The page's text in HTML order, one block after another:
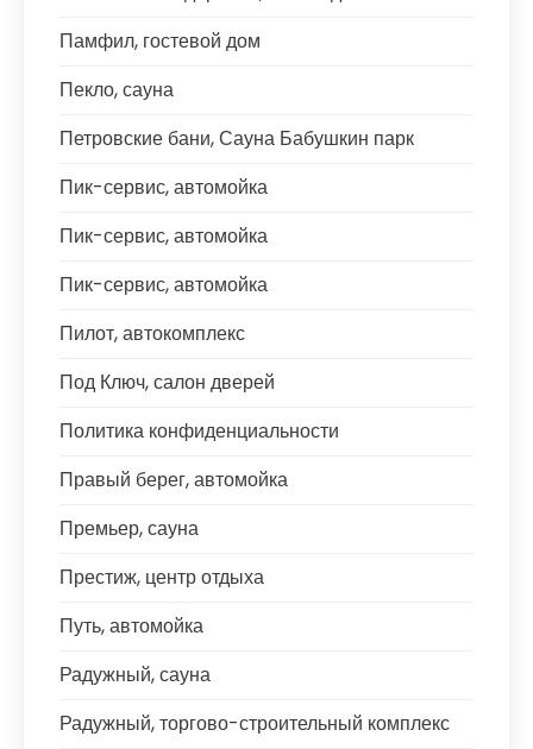
Памфил, гостевой дом
Пекло, сауна
Петровские бани, Сауна Бабушкин парк
Пик-сервис, автомойка
Пик-сервис, автомойка
Пик-сервис, автомойка
Пилот, автокомплекс
Под Ключ, салон дверей
Политика конфиденциальности
Правый берег, автомойка
Премьер, сауна
Престиж, центр отдыха
Путь, автомойка
Радужный, сауна
Радужный, торгово-строительный комплекс